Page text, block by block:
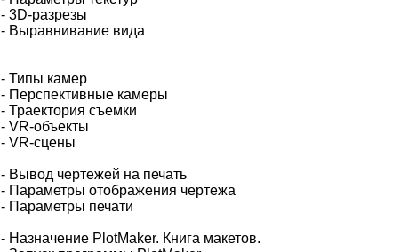
- 3D-разрезы
- Выравнивание вида
- Типы камер
- Перспективные камеры
- Траектория съемки
- VR-объекты
- VR-сцены
- Вывод чертежей на печать
- Параметры отображения чертежа
- Параметры печати
- Назначение PlotMaker. Книга макетов.